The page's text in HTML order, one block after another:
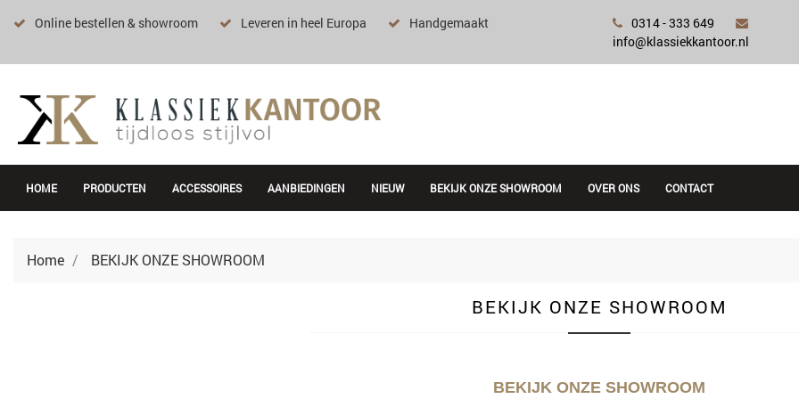
Online bestellen & showroom Leveren in heel Europa Handgemaakt
0314 - 333 649
info@klassiekkantoor.nl
HOME PRODUCTEN ACCESSOIRES AANBIEDINGEN NIEUW BEKIJK ONZE SHOWROOM OVER ONS CONTACT
Home BEKIJK ONZE SHOWROOM
BEKIJK ONZE SHOWROOM
BEKIJK ONZE SHOWROOM